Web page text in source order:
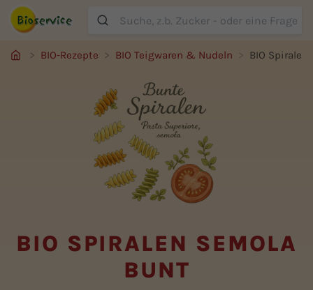
Suche
BIO-Rezepte BIO Teigwaren & Nudeln BIO
BIO SPIRALEN SEMOLA
BUNT